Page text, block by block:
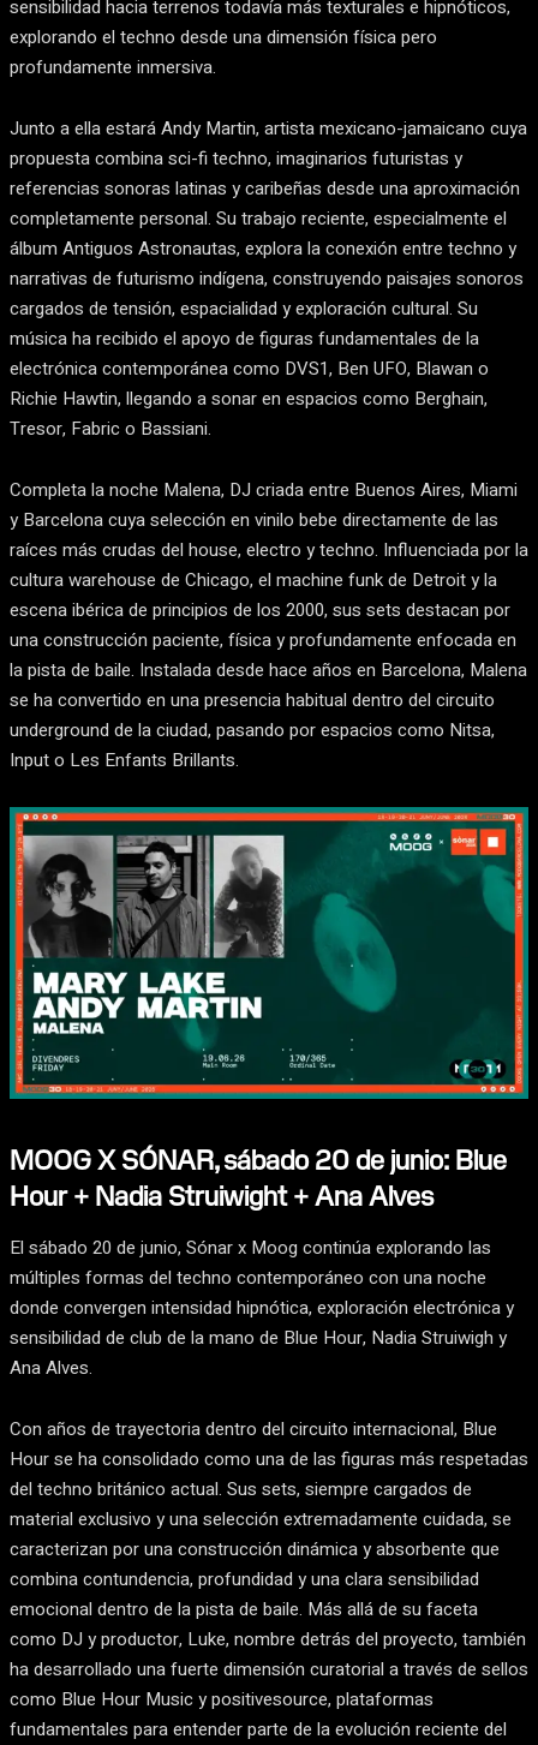
sensibilidad hacia terrenos todavía más texturales e hipnóticos,
explorando el techno desde una dimensión física pero
profundamente inmersiva.
Junto a ella estará Andy Martin, artista mexicano-jamaicano cuya
propuesta combina sci-fi techno, imaginarios futuristas y
referencias sonoras latinas y caribeñas desde una aproximación
completamente personal. Su trabajo reciente, especialmente el
álbum Antiguos Astronautas, explora la conexión entre techno y
narrativas de futurismo indígena, construyendo paisajes sonoros
cargados de tensión, espacialidad y exploración cultural. Su
música ha recibido el apoyo de figuras fundamentales de la
electrónica contemporánea como DVS1, Ben UFO, Blawan o
Richie Hawtin, llegando a sonar en espacios como Berghain,
Tresor, Fabric o Bassiani.
Completa la noche Malena, DJ criada entre Buenos Aires, Miami
y Barcelona cuya selección en vinilo bebe directamente de las
raíces más crudas del house, electro y techno. Influenciada por la
cultura warehouse de Chicago, el machine funk de Detroit y la
escena ibérica de principios de los 2000, sus sets destacan por
una construcción paciente, física y profundamente enfocada en
la pista de baile. Instalada desde hace años en Barcelona, Malena
se ha convertido en una presencia habitual dentro del circuito
underground de la ciudad, pasando por espacios como Nitsa,
Input o Les Enfants Brillants.
MOOG X SÓNAR, sábado 20 de junio: Blue
Hour + Nadia Struiwight + Ana Alves
El sábado 20 de junio, Sónar x Moog continúa explorando las
múltiples formas del techno contemporáneo con una noche
donde convergen intensidad hipnótica, exploración electrónica y
sensibilidad de club de la mano de Blue Hour, Nadia Struiwigh y
Ana Alves.
Con años de trayectoria dentro del circuito internacional, Blue
Hour se ha consolidado como una de las figuras más respetadas
del techno británico actual. Sus sets, siempre cargados de
material exclusivo y una selección extremadamente cuidada, se
caracterizan por una construcción dinámica y absorbente que
combina contundencia, profundidad y una clara sensibilidad
emocional dentro de la pista de baile. Más allá de su faceta
como DJ y productor, Luke, nombre detrás del proyecto, también
ha desarrollado una fuerte dimensión curatorial a través de sellos
como Blue Hour Music y positivesource, plataformas
fundamentales para entender parte de la evolución reciente del